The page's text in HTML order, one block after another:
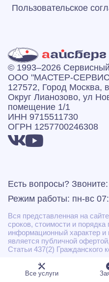
Пользовательское
© 1993–2026
ООО "МАСТЕР-
127572, Город Москва,
Округ Лианозово, ул
помещение 1/1
ИНН 9715511730
ОГРН 1257700246308
Есть вопросы? Звоните:
Режим работы: пн-вс
Вся представленная на
сроков, стоимости и порядка
информационный характер и
является публичной
Статьи 437(2) Гражданского
* Некоторые виды работ
подрядными организациями
Все услуги